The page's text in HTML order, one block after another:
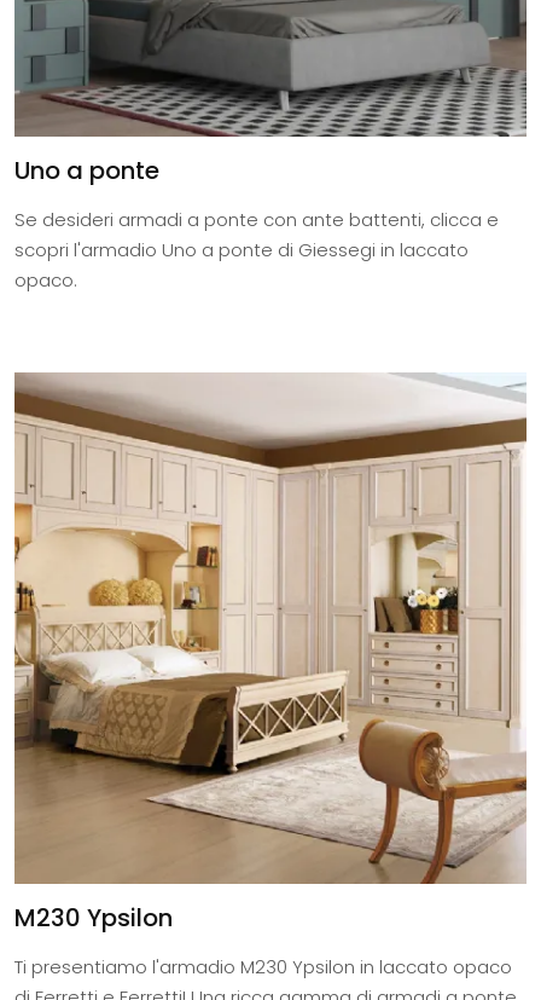
Uno a ponte
Se desideri armadi a ponte con ante battenti, clicca e
scopri l'armadio Uno a ponte di Giessegi in laccato
opaco.
M230 Ypsilon
Ti presentiamo l'armadio M230 Ypsilon in laccato opaco